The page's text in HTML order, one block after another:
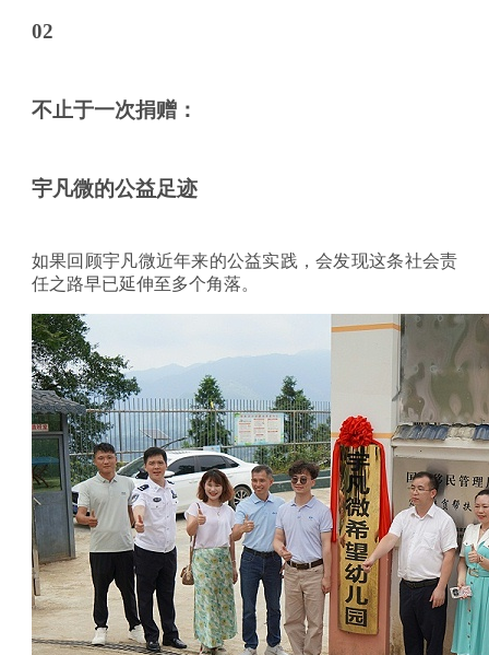
02
不止于一次捐赠：
宇凡微的公益足迹
如果回顾宇凡微近年来的公益实践，会发现这条社会责
任之路早已延伸至多个角落。